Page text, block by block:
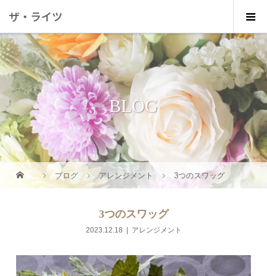
ザ・ライツ
BLOG
ブログ アレンジメント 3つのスワッグ
3つのスワッグ
2023.12.18 アレンジメント